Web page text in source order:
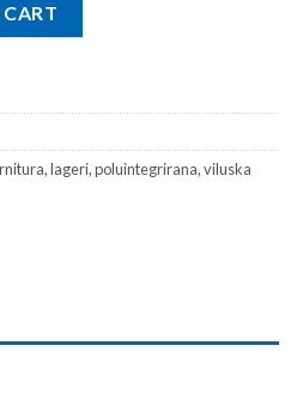
,lageri,poluintegrirana,viluska